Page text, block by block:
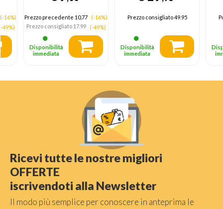
(-16%)
49%)
Prezzo precedente 10,77
(-16%)
Prezzo consigliato17.99 (-49%)
Disponibilità
immediata
Smartphone Bianco
AC Ricarica rapida
Interno
Prezzo consigliato49.95
Disponibilità
immediata
Ricevi tutte le nostre migliori
OFFERTE
iscrivendoti alla Newsletter
Il modo più semplice per conoscere in anteprima le